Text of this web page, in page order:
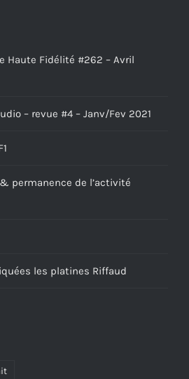
Haute Fidélité #262 – Avril
– revue #4 – Janv/Fev 2021
permanence de l’activité
les platines Riffaud